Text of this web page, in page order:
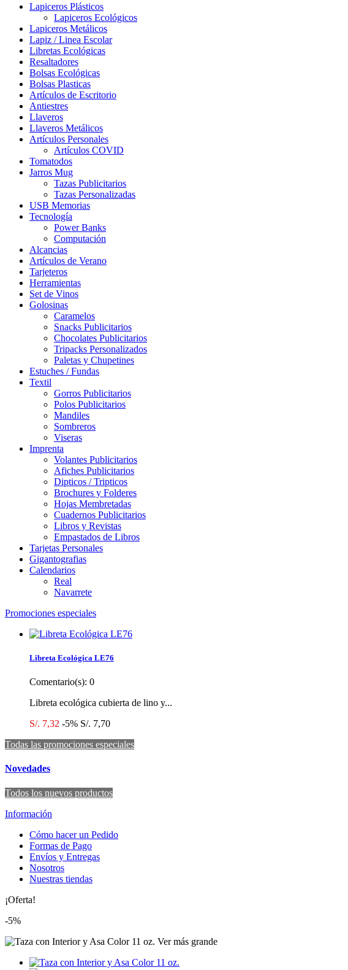
Lapiceros Plásticos
Lapiceros Ecológicos
Lapiceros Metálicos
Lapiz / Linea Escolar
Libretas Ecológicas
Resaltadores
Bolsas Ecológicas
Bolsas Plasticas
Artículos de Escritorio
Antiestres
Llaveros
Llaveros Metálicos
Artículos Personales
Artículos COVID
Tomatodos
Jarros Mug
Tazas Publicitarios
Tazas Personalizadas
USB Memorias
Tecnología
Power Banks
Computación
Alcancias
Artículos de Verano
Tarjeteros
Herramientas
Set de Vinos
Golosinas
Caramelos
Snacks Publicitarios
Chocolates Publicitarios
Tripacks Personalizados
Paletas y Chupetines
Estuches / Fundas
Textil
Gorros Publicitarios
Polos Publicitarios
Mandiles
Sombreros
Viseras
Imprenta
Volantes Publicitarios
Afiches Publicitarios
Dipticos / Tripticos
Brochures y Folderes
Hojas Membretadas
Cuadernos Publicitarios
Libros y Revistas
Empastados de Libros
Tarjetas Personales
Gigantografias
Calendarios
Real
Navarrete
Promociones especiales
Libreta Ecológica LE76
Comentario(s): 0
Libreta ecológica cubierta de lino y...
S/. 7,32 -5% S/. 7,70
Todas las promociones especiales
Novedades
Todos los nuevos productos
Información
Cómo hacer un Pedido
Formas de Pago
Envíos y Entregas
Nosotros
Nuestras tiendas
¡Oferta!
-5%
Ver más grande